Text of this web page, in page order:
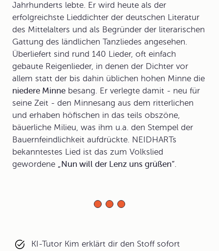
Jahrhunderts lebte. Er wird heute als der
erfolgreichste Lieddichter der deutschen Literatur
des Mittelalters und als Begründer der literarischen
Gattung des ländlichen Tanzliedes angesehen.
Überliefert sind rund 140 Lieder, oft einfach
gebaute Reigenlieder, in denen der Dichter vor
allem statt der bis dahin üblichen hohen Minne die
niedere Minne besang. Er verlegte damit - neu für
seine Zeit - den Minnesang aus dem ritterlichen
und erhaben höfischen in das teils obszöne,
bäuerliche Milieu, was ihm u.a. den Stempel der
Bauernfeindlichkeit aufdrückte. NEIDHARTs
bekanntestes Lied ist das zum Volkslied
gewordene „Nun will der Lenz uns grüßen“.
KI-Tutor Kim erklärt dir den Stoff sofort